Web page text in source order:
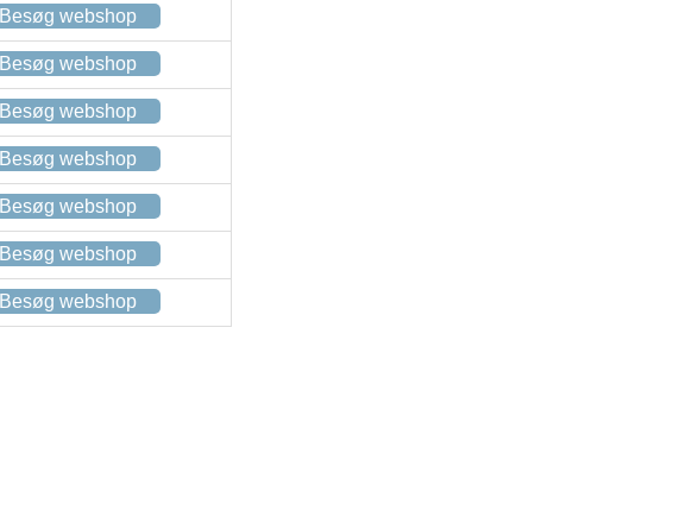
Besøg webshop
Besøg webshop
Besøg webshop
Besøg webshop
Besøg webshop
Besøg webshop
Besøg webshop